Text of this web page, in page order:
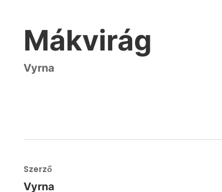
Mákvirág
Vyrna
Szerző
Vyrna